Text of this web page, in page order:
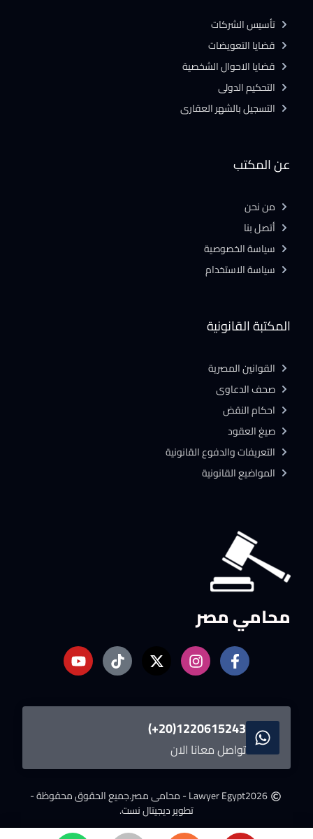
محامي مصر
1220615243(20+)
تواصل معانا الان
2026Lawyer Egypt - محامى مصر.
جميع الحقوق محفوظة -
تطوير ديجيتال نست.
المكتبة القانونية
القوانين المصرية
صحف الدعاوى
احكام النقض
صيغ العقود
التعريفات والدفوع القانونية
المواضيع القانونية
عن المكتب
من نحن
أتصل بنا
سياسة الخصوصية
سياسة الاستخدام
تأسيس الشركات
قضايا التعويضات
قضايا الاحوال الشخصية
التحكيم الدولى
التسجيل بالشهر العقارى